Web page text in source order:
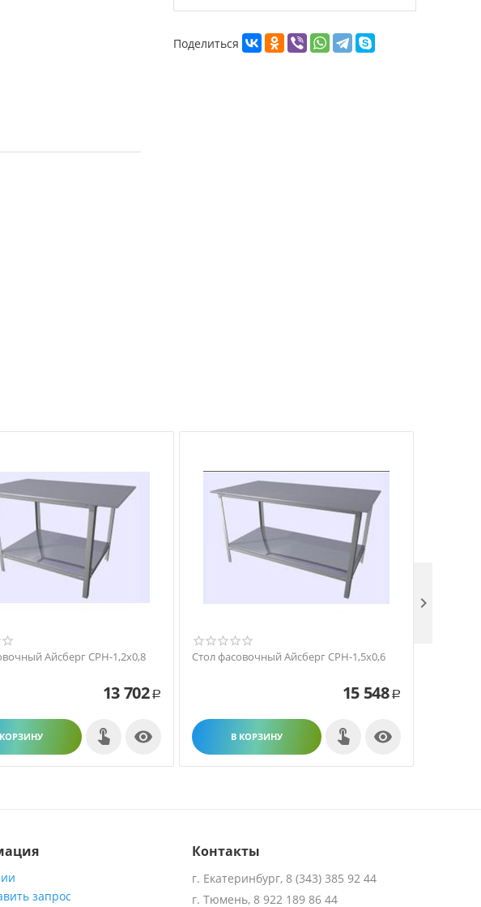
Поделиться
Айсберг СРН-1,2х0,8
13 702 Р

Стол фасовочный Айсберг СРН-1,5х0,6
15 548 Р
В КОРЗИНУ 

запрос
Контакты
г. Екатеринбург, 8 (343) 385 92 44
г. Тюмень, 8 922 189 86 44